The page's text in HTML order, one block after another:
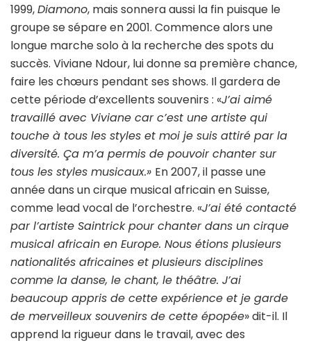
1999,Diamono, mais sonnera aussi la fin puisque le
groupe se sépare en 2001. Commence alors une
longue marche solo à la recherche des spots du
succès. Viviane Ndour, lui donne sa première chance,
faire les chœurs pendant ses shows. Il gardera de
cette période d’excellents souvenirs : «J’ai aimé
travaillé avec Viviane car c’est une artiste qui
touche à tous les styles et moi je suis attiré par la
diversité. Ça m’a permis de pouvoir chanter sur
tous les styles musicaux.» En 2007, il passe une
année dans un cirque musical africain en Suisse,
comme lead vocal de l’orchestre. «J’ai été contacté
par l’artiste Saintrick pour chanter dans un cirque
musical africain en Europe. Nous étions plusieurs
nationalités africaines et plusieurs disciplines
comme la danse, le chant, le théâtre. J’ai
beaucoup appris de cette expérience et je garde
de merveilleux souvenirs de cette épopée» dit-il. Il
apprend la rigueur dans le travail, avec des